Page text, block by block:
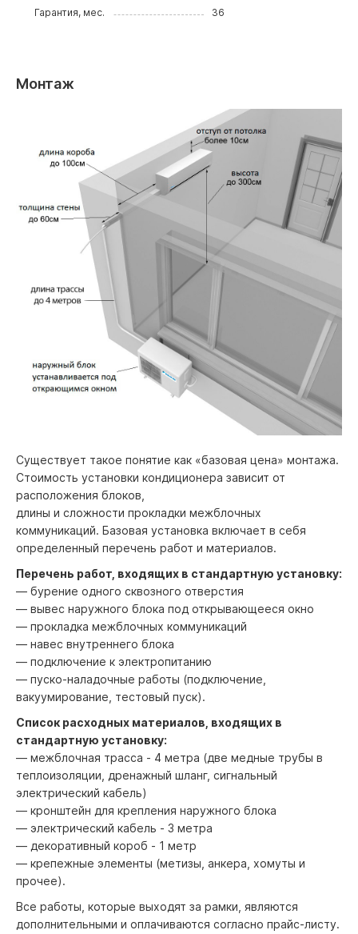
Гарантия, мес. 36
Монтаж
Существует такое понятие как «базовая цена» монтажа.
Стоимость установки кондиционера зависит от
расположения блоков,
длины и сложности прокладки межблочных
коммуникаций. Базовая установка включает в себя
определенный перечень работ и материалов.
Перечень работ, входящих в стандартную установку:
— бурение одного сквозного отверстия
— вывес наружного блока под открывающееся окно
— прокладка межблочных коммуникаций
— навес внутреннего блока
— подключение к электропитанию
— пуско-наладочные работы (подключение,
вакуумирование, тестовый пуск).
Список расходных материалов, входящих в
стандартную установку:
— межблочная трасса - 4 метра (две медные трубы в
теплоизоляции, дренажный шланг, сигнальный
электрический кабель)
— кронштейн для крепления наружного блока
— электрический кабель - 3 метра
— декоративный короб - 1 метр
— крепежные элементы (метизы, анкера, хомуты и
прочее).
Все работы, которые выходят за рамки, являются
дополнительными и оплачиваются согласно прайс-листу.